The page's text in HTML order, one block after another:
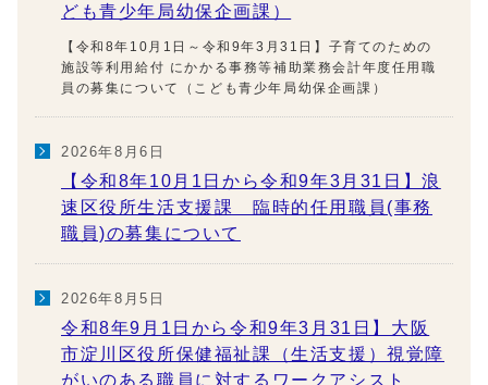
ども青少年局幼保企画課）
【令和8年10月1日～令和9年3月31日】子育てのための
施設等利用給付 にかかる事務等補助業務会計年度任用職
員の募集について（こども青少年局幼保企画課）
2026年8月6日
【令和8年10月1日から令和9年3月31日】浪
速区役所生活支援課 臨時的任用職員(事務
職員)の募集について
2026年8月5日
令和8年9月1日から令和9年3月31日】大阪
市淀川区役所保健福祉課（生活支援）視覚障
がいのある職員に対するワークアシスト